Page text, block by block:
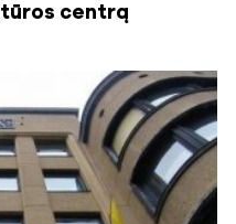
centrą